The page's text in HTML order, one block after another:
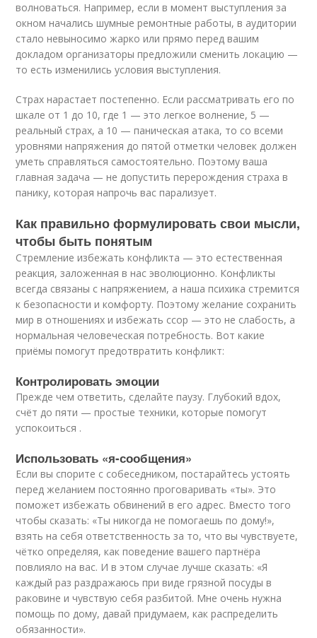
волноваться. Например, если в момент выступления за
окном начались шумные ремонтные работы, в аудитории
стало невыносимо жарко или прямо перед вашим
докладом организаторы предложили сменить локацию —
то есть изменились условия выступления.
Страх нарастает постепенно. Если рассматривать его по
шкале от 1 до 10, где 1 — это легкое волнение, 5 —
реальный страх, а 10 — паническая атака, то со всеми
уровнями напряжения до пятой отметки человек должен
уметь справляться самостоятельно. Поэтому ваша
главная задача — не допустить перерождения страха в
панику, которая напрочь вас парализует.
Как правильно формулировать свои мысли,
чтобы быть понятым
Стремление избежать конфликта — это естественная
реакция, заложенная в нас эволюционно. Конфликты
всегда связаны с напряжением, а наша психика стремится
к безопасности и комфорту. Поэтому желание сохранить
мир в отношениях и избежать ссор — это не слабость, а
нормальная человеческая потребность. Вот какие
приёмы помогут предотвратить конфликт:
Контролировать эмоции
Прежде чем ответить, сделайте паузу. Глубокий вдох,
счёт до пяти — простые техники, которые помогут
успокоиться .
Использовать «я‑сообщения»
Если вы спорите с собеседником, постарайтесь устоять
перед желанием постоянно проговаривать «ты». Это
поможет избежать обвинений в его адрес. Вместо того
чтобы сказать: «Ты никогда не помогаешь по дому!»,
взять на себя ответственность за то, что вы чувствуете,
чётко определяя, как поведение вашего партнёра
повлияло на вас. И в этом случае лучше сказать: «Я
каждый раз раздражаюсь при виде грязной посуды в
раковине и чувствую себя разбитой. Мне очень нужна
помощь по дому, давай придумаем, как распределить
обязанности».